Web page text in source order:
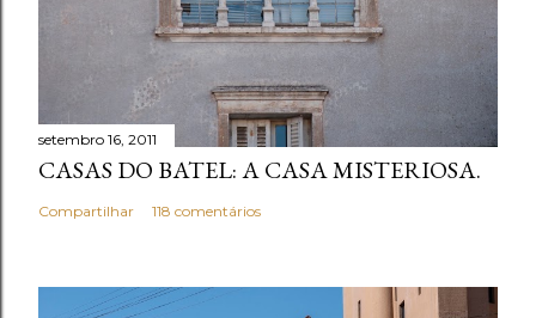
t
á
r
i
setembro 16, 2011
CASAS DO BATEL: A CASA MISTERIOSA.
Compartilhar 118 comentários